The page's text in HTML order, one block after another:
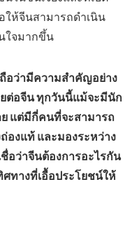
ให้จีนสามารถดำเนิน
ใจมากขึ้น
อว่ามีความสำคัญอย่าง
ต่อจีน ทุกวันนี้แม้จะมีนัก
แต่มีกี่คนที่จะสามารถ
องแท้ และมองระหว่าง
อว่าจีนต้องการอะไรกัน
ทางที่เอื้อประโยชน์ให้